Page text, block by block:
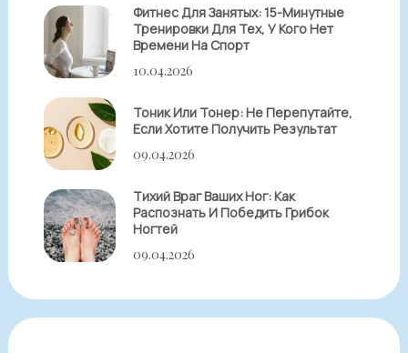
Фитнес Для Занятых: 15-Минутные
Тренировки Для Тех, У Кого Нет
Времени На Спорт
10.04.2026
Тоник Или Тонер: Не Перепутайте,
Если Хотите Получить Результат
09.04.2026
Тихий Враг Ваших Ног: Как
Распознать И Победить Грибок
Ногтей
09.04.2026